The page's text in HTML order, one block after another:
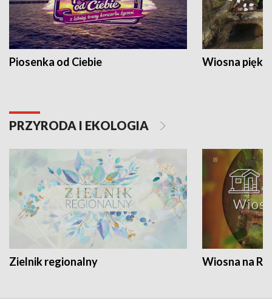
Piosenka od Ciebie Wiosna
PRZYRODA I EKOLOGIA
Zielnik regionalny Wiosna na